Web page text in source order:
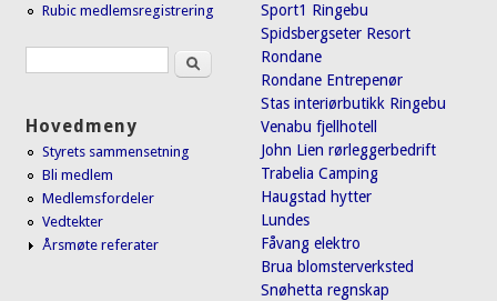
Rubic medlemsregistrering
SøkeskjemaSøk
Hovedmeny
Styrets sammensetning
Bli medlem
Medlemsfordeler
Vedtekter
Årsmøte referater
Sport1 Ringebu
Spidsbergseter Resort
Rondane
Rondane Entrepenør
Stas interiørbutikk Ringebu
Venabu fjellhotell
John Lien rørleggerbedrift
Trabelia Camping
Haugstad hytter
Lundes
Fåvang elektro
Brua blomsterverksted
Snøhetta regnskap